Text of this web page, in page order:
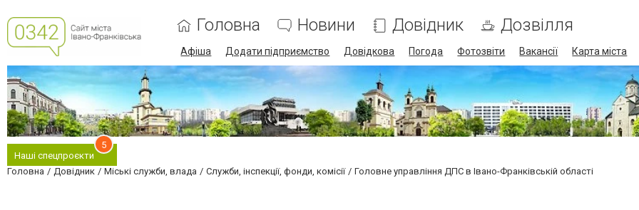
Головна Новини Довідник Дозвілля
Афіша Додати підприємство Довідкова Погода Фотозвіти Вакансії Карта міста
Наші спецпроєкти
5
Головна Довідник Міські служби, влада Служби, інспекції, фонди, комісії Головне управління ДПС в Івано-Франківській області